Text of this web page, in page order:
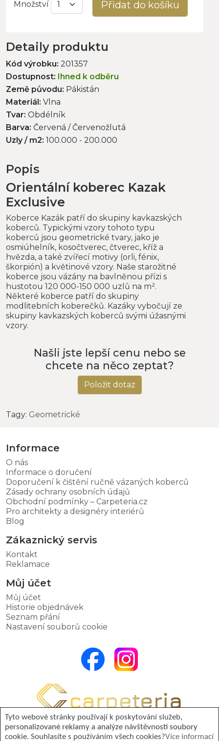
Množství Přidat do košíku
Detaily produktu
Kód výrobku: 201357
Dostupnost: Ihned k odběru
Země původu: Pákistán
Materiál: Vlna
Tvar: Obdélník
Barva: Červená / Červenožlutá
Uzly / m2: 100.000 - 200.000
Popis
Orientální koberec Kazak
Exclusive
Koberce Kazák patří do skupiny kavkazských
koberců. Typickými vzory tohoto typu
koberců jsou geometrické tvary, jako je
osmiúhelník, kosočtverec, čtverec, kříž a
hvězda, a také zvířecí motivy (orli, fénix,
škorpión) a květinové vzory. Naše starožitné
koberce jsou vázány na bavlněnou přízi s
hustotou 120 000-150 000 uzlů na m².
Některé koberce patří do skupiny
modlitebních koberečků. Kazáky vybočují ze
skupiny kavkazských koberců svými úžasnými
vzory.
Našli jste lepší cenu nebo se
chcete na něco zeptat?
Položit dotaz
Tagy: Geometrické
Informace
O nás
Informace o doručení
Doporučení k čištění ručně vázaných koberců
Zásady ochrany osobních údajů
Obchodní podmínky – Carpeteria.cz
Pro architekty a designéry interiérů
Blog
Zákaznický servis
Kontakt
Reklamace
Můj účet
Můj účet
Historie objednávek
Seznam přání
Nastavení souborů cookie
© 2026 Carpeteria. Všechna práva vyhrazena.
Tyto webové stránky používají k poskytování služeb,
personalizované reklamy a analýze návštěvnosti soubory
cookie. Souhlasíte s používáním všech cookies?Více informací